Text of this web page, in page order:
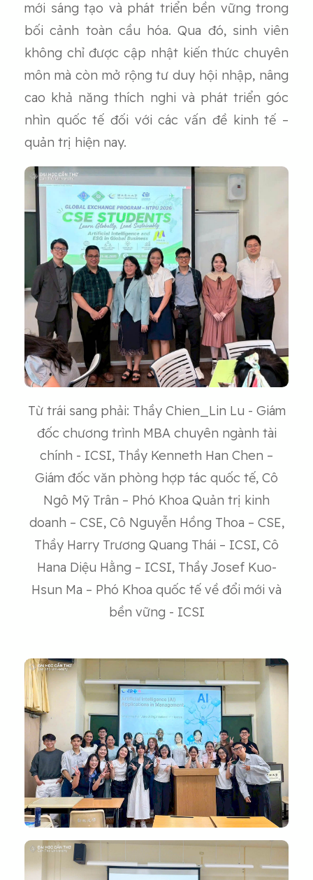
mới sáng tạo và phát triển bền vững trong
bối cảnh toàn cầu hóa. Qua đó, sinh viên
không chỉ được cập nhật kiến thức chuyên
môn mà còn mở rộng tư duy hội nhập, nâng
cao khả năng thích nghi và phát triển góc
nhìn quốc tế đối với các vấn đề kinh tế –
quản trị hiện nay.
Từ trái sang phải: Thầy Chien_Lin Lu - Giám
đốc chương trình MBA chuyên ngành tài
chính - ICSI, Thầy Kenneth Han Chen –
Giám đốc văn phòng hợp tác quốc tế, Cô
Ngô Mỹ Trân – Phó Khoa Quản trị kinh
doanh – CSE, Cô Nguyễn Hồng Thoa – CSE,
Thầy Harry Trương Quang Thái – ICSI, Cô
Hana Diệu Hằng – ICSI, Thầy Josef Kuo-
Hsun Ma – Phó Khoa quốc tế về đổi mới và
bền vững - ICSI